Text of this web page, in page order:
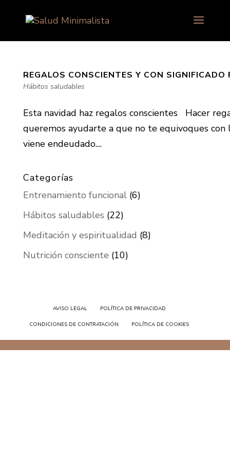
REGALOS CONSCIENTES Y CON
Hábitos saludables
Esta navidad haz regalos conscientes Hacer
queremos ayudarte a que no te equivoques
viene endeudado....
Categorías
Entrenamiento funcional(6)
Hábitos saludables (22)
Meditación y espiritualidad (8)
Nutrición consciente (10)
AVISO LEGAL POLÍTICA DE PRIVACIDAD
CONDICIONES DE CONTRATACIÓN POLÍTICA DE COOKIES